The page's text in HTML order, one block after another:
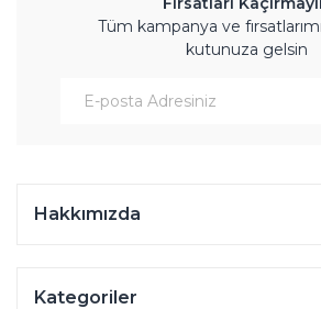
Tüm kampanya ve
kutunuza gelsin
Hakkımızda
Kategoriler